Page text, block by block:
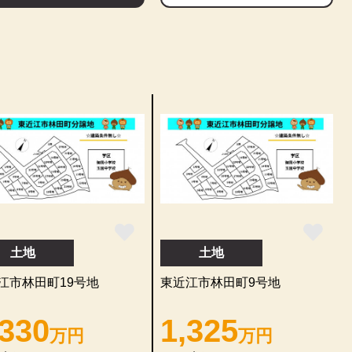
土地
市林田町19号地
万円
土地
東近江市林田町9号地
1,325万円